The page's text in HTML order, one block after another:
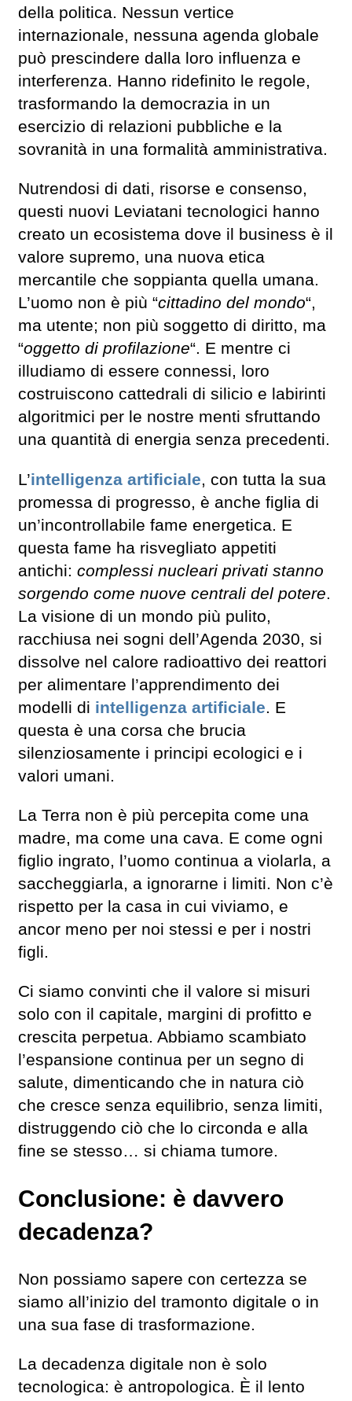
della politica. Nessun vertice
internazionale, nessuna agenda globale
può prescindere dalla loro influenza e
interferenza. Hanno ridefinito le regole,
trasformando la democrazia in un
esercizio di relazioni pubbliche e la
sovranità in una formalità amministrativa.
Nutrendosi di dati, risorse e consenso,
questi nuovi Leviatani tecnologici hanno
creato un ecosistema dove il business è il
valore supremo, una nuova etica
mercantile che soppianta quella umana.
L’uomo non è più “cittadino del mondo“,
ma utente; non più soggetto di diritto, ma
“oggetto di profilazione“. E mentre ci
illudiamo di essere connessi, loro
costruiscono cattedrali di silicio e labirinti
algoritmici per le nostre menti sfruttando
una quantità di energia senza precedenti.
L’intelligenza artificiale, con tutta la sua
promessa di progresso, è anche figlia di
un’incontrollabile fame energetica. E
questa fame ha risvegliato appetiti
antichi: complessi nucleari privati stanno
sorgendo come nuove centrali del potere.
La visione di un mondo più pulito,
racchiusa nei sogni dell’Agenda 2030, si
dissolve nel calore radioattivo dei reattori
per alimentare l’apprendimento dei
modelli di intelligenza artificiale. E
questa è una corsa che brucia
silenziosamente i principi ecologici e i
valori umani.
La Terra non è più percepita come una
madre, ma come una cava. E come ogni
figlio ingrato, l’uomo continua a violarla, a
saccheggiarla, a ignorarne i limiti. Non c’è
rispetto per la casa in cui viviamo, e
ancor meno per noi stessi e per i nostri
figli.
Ci siamo convinti che il valore si misuri
solo con il capitale, margini di profitto e
crescita perpetua. Abbiamo scambiato
l’espansione continua per un segno di
salute, dimenticando che in natura ciò
che cresce senza equilibrio, senza limiti,
distruggendo ciò che lo circonda e alla
fine se stesso… si chiama tumore.
Conclusione: è davvero
decadenza?
Non possiamo sapere con certezza se
siamo all’inizio del tramonto digitale o in
una sua fase di trasformazione.
La decadenza digitale non è solo
tecnologica: è antropologica. È il lento